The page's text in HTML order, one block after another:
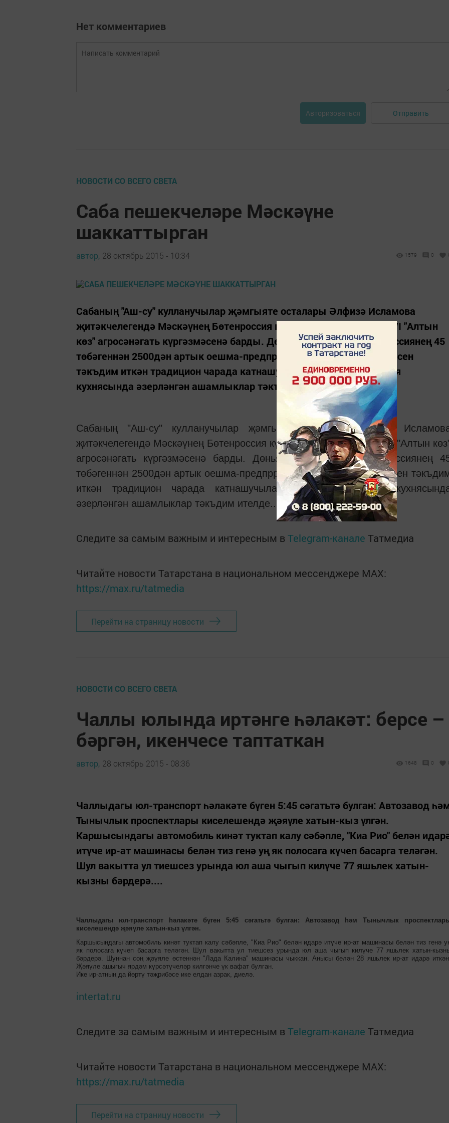
Нет комментариев
Авторизоваться Отправить
НОВОСТИ СО ВСЕГО СВЕТА
Саба пешекчеләре Мәскәүне
шаккаттырган
автор, 28 октябрь 2015 - 10:34 1579 0
Сабаның "Аш-су" кулланучылар җәмгыяте осталары Әлфизә Исламова
җитәкчелегендә Мәскәүнең Бөтенроссия күргәзмәләр үзәгендә XIVI "Алтын
көз" агросәнәгать күргәзмәсенә барды. Дөньяның - 30 иленнән, Россиянең 45
төбәгеннән 2500дән артык оешма-предпрриятие үзенең продукциясен
тәкъдим иткән традицион чарада катнашучыларга татар кулинария
кухнясында әзерләнгән ашамлыклар тәкъдим ителде..
Сабаның "Аш-су" кулланучылар җәмгыяте осталары Әлфизә
җитәкчелегендә Мәскәүнең Бөтенроссия күргәзмәләр үзәгендә XIVI "Алтын
агросәнәгать күргәзмәсенә барды. Дөньяның - 30 иленнән, Россиянең
төбәгеннән 2500дән артык оешма-предпрриятие үзенең продукциясен
иткән традицион чарада катнашучыларга татар кулинария
әзерләнгән ашамлыклар тәкъдим ителде..
Следите за самым важным и интересным в Telegram-канале Татмедиа
Читайте новости Татарстана в национальном мессенджере MАХ:
https://max.ru/tatmedia
Перейти на страницу новости
НОВОСТИ СО ВСЕГО СВЕТА
Чаллы юлында иртәнге һәлакәт: берсе –
бәргән, икенчесе таптаткан
автор, 28 октябрь 2015 - 08:36 1648 0
Чаллыдагы юл-транспорт һәлакәте бүген 5:45 сәгатьтә булган: Автозавод
Тынычлык проспектлары киселешендә җәяүле хатын-кыз үлгән.
Каршысындагы автомобиль кинәт туктап калу сәбәпле, "Киа Рио" белән
итүче ир-ат машинасы белән тиз генә уң як полосага күчеп басарга теләгән.
Шул вакытта ул тиешсез урында юл аша чыгып килүче 77 яшьлек хатын-
кызны бәрдерә....
Чаллыдагы юл-транспорт һәлакәте бүген 5:45 сәгатьтә булган: Автозавод һәм Тынычлык
киселешендә җәяүле хатын-кыз үлгән.
Каршысындагы автомобиль кинәт туктап калу сәбәпле, "Киа Рио" белән идарә итүче ир-ат машинасы белән тиз генә
як полосага күчеп басарга теләгән. Шул вакытта ул тиешсез урында юл аша чыгып килүче 77 яшьлек хатын-
бәрдерә. Шуннан соң җәүяле өстеннән "Лада Калина" машинасы чыккан. Анысы белән 28 яшьлек ир-ат идарә
Җәяүле ашыгыч ярдәм күрсәтүчеләр килгәнче үк вафат булган.
Ике ир-атның да йөртү тәҗрибәсе ике елдан азрак, диелә.
intertat.ru
Следите за самым важным и интересным в Telegram-канале Татмедиа
Читайте новости Татарстана в национальном мессенджере MАХ:
https://max.ru/tatmedia
Перейти на страницу новости